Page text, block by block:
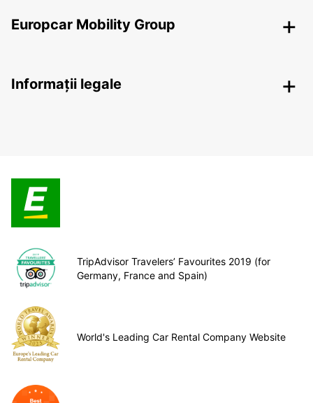
Europcar Mobility Group
Informații legale
TripAdvisor Travelers’ Favourites 2019 (for
Germany, France and Spain)
World's Leading Car Rental Company Website